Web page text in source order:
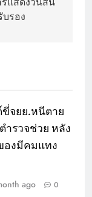
บรอง
จยย.หนีตาย
ำรวจช่วย หลัง
องมีคมแทง
ago 0